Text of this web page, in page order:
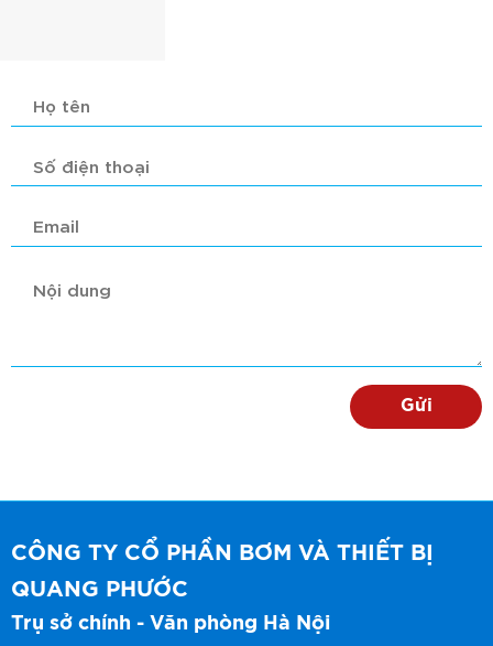
CÔNG TY CỔ PHẦN BƠM VÀ THIẾT BỊ
QUANG PHƯỚC
Trụ sở chính - Văn phòng Hà Nội